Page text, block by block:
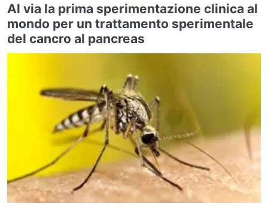
Al via la prima sperimentazione clinica al
mondo per un trattamento sperimentale
del cancro al pancreas